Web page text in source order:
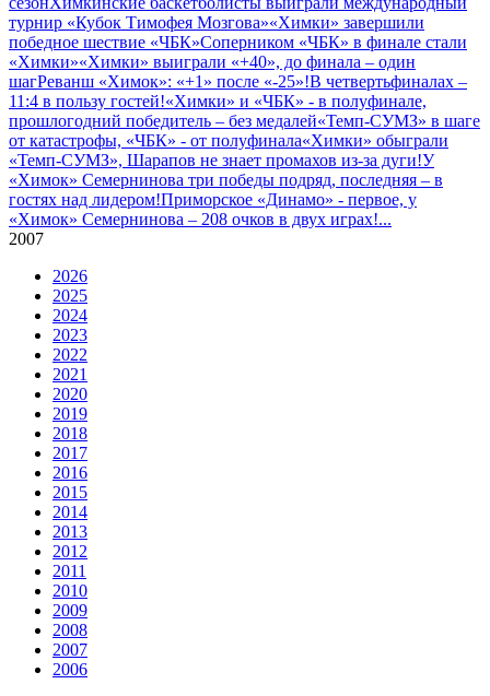
турнир «Кубок Тимофея Мозгова»«Химки» завершили
победное шествие «ЧБК»Соперником «ЧБК» в финале стали
«Химки»«Химки» выиграли «+40», до финала – один
шагРеванш «Химок»: «+1» после «-25»!В четвертьфиналах –
11:4 в пользу гостей!«Химки» и «ЧБК» - в полуфинале,
прошлогодний победитель – без медалей«Темп-СУМЗ» в шаге
от катастрофы, «ЧБК» - от полуфинала«Химки» обыграли
«Темп-СУМЗ», Шарапов не знает промахов из-за дуги!У
«Химок» Семернинова три победы подряд, последняя – в
гостях над лидером!Приморское «Динамо» - первое, у
«Химок» Семернинова – 208 очков в двух играх!...
2007
2026
2025
2024
2023
2022
2021
2020
2019
2018
2017
2016
2015
2014
2013
2012
2011
2010
2009
2008
2007
2006